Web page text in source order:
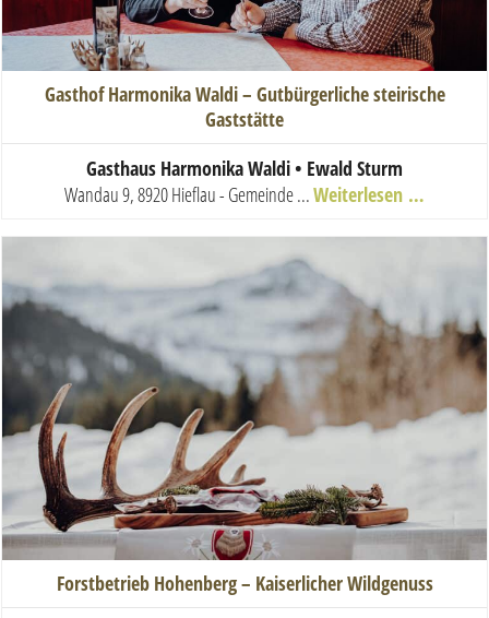
Gasthof Harmonika Waldi – Gutbürgerliche steirische
Gaststätte
Gasthaus Harmonika Waldi • Ewald Sturm
Wandau 9, 8920 Hieflau - Gemeinde ...Weiterlesen …
Forstbetrieb Hohenberg – Kaiserlicher Wildgenuss